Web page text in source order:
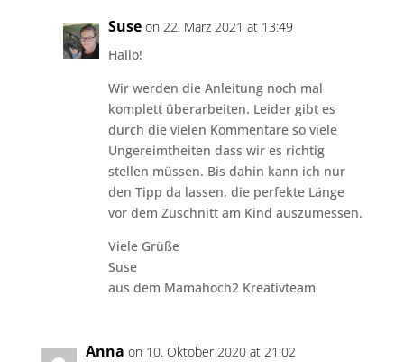
Suse on 22. März 2021 at 13:49
Hallo!
Wir werden die Anleitung noch mal
komplett überarbeiten. Leider gibt es
durch die vielen Kommentare so viele
Ungereimtheiten dass wir es richtig
stellen müssen. Bis dahin kann ich nur
den Tipp da lassen, die perfekte Länge
vor dem Zuschnitt am Kind auszumessen.
Viele Grüße
Suse
aus dem Mamahoch2 Kreativteam
Anna on 10. Oktober 2020 at 21:02